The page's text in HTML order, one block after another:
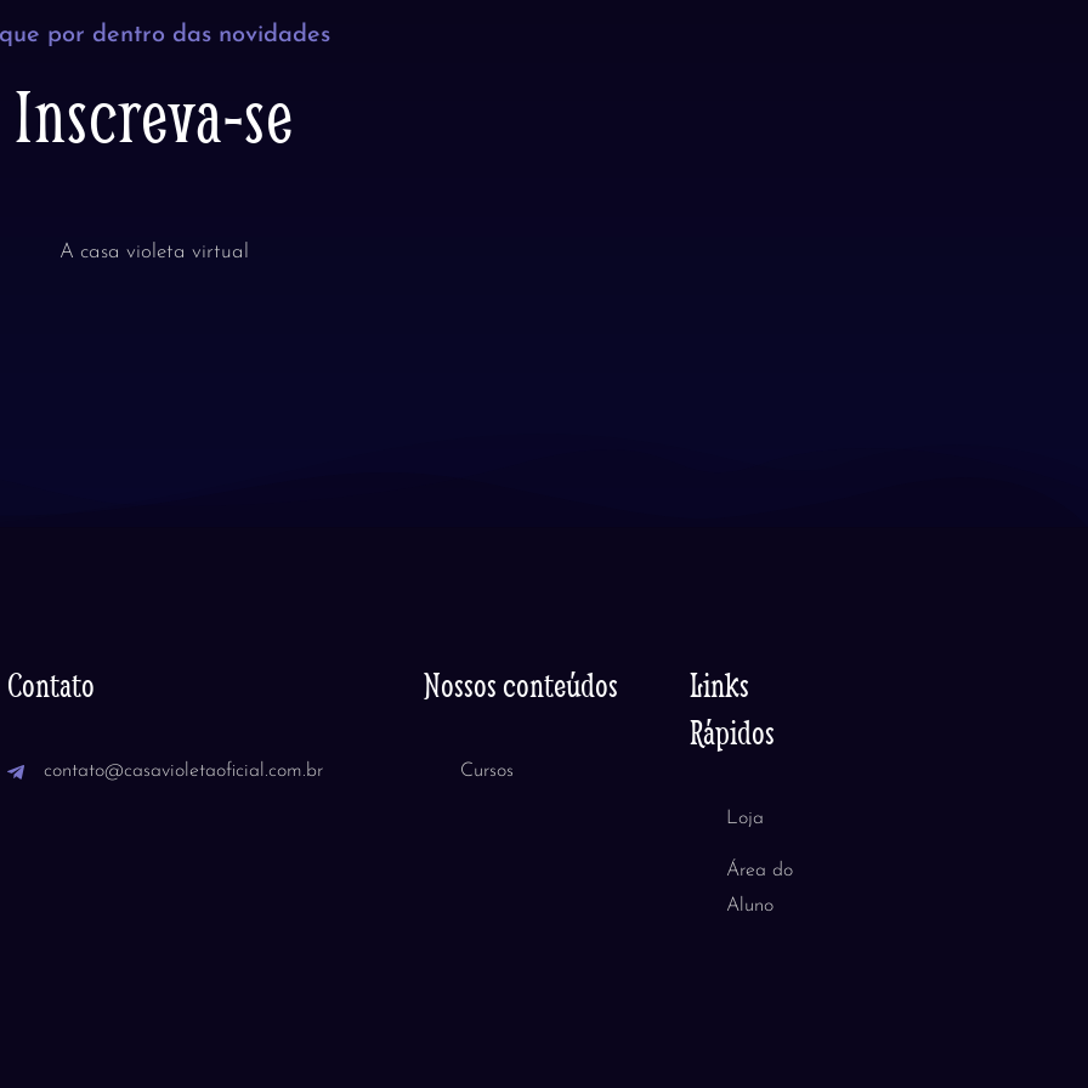
por dentro das novidades
Inscreva-se
A casa violeta virtual
Contato
contato@casavioletaoficial.com.br
Nossos conteúdos
Cursos
Links
Rápidos
Loja
Área do
Aluno